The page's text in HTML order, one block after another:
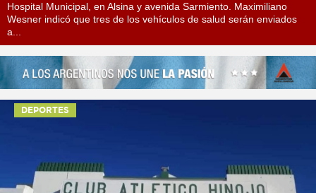
Hospital Municipal, en Alsina y avenida Sarmiento. Maximiliano
Wesner indicó que tres de los vehículos de salud serán enviados
a...
DEPORTES